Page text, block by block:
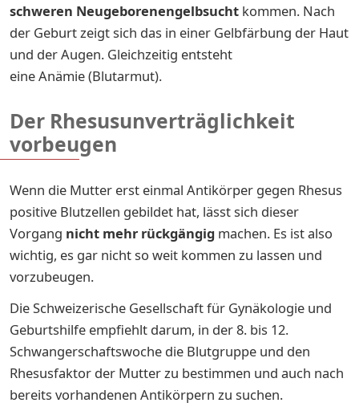
schweren Neugeborenengelbsucht kommen. Nach
der Geburt zeigt sich das in einer Gelbfärbung der Haut
und der Augen. Gleichzeitig entsteht
eine Anämie (Blutarmut).
Der Rhesusunverträglichkeit
vorbeugen
Wenn die Mutter erst einmal Antikörper gegen Rhesus
positive Blutzellen gebildet hat, lässt sich dieser
Vorgang nicht mehr rückgängig machen. Es ist also
wichtig, es gar nicht so weit kommen zu lassen und
vorzubeugen.
Die Schweizerische Gesellschaft für Gynäkologie und
Geburtshilfe empfiehlt darum, in der 8. bis 12.
Schwangerschaftswoche die Blutgruppe und den
Rhesusfaktor der Mutter zu bestimmen und auch nach
bereits vorhandenen Antikörpern zu suchen.